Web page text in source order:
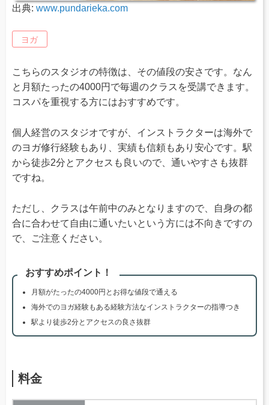
出典: www.pundarieka.com
ヨガ
こちらのスタジオの特徴は、その値段の安さです。なん
と月額たったの4000円で毎週のクラスを受講できます。
コスパを重視する方にはおすすめです。
個人経営のスタジオですが、インストラクターは海外で
のヨガ修行経験もあり、実績も信頼もあり安心です。駅
から徒歩2分とアクセスも良いので、通いやすさも抜群
ですね。
ただし、クラスは午前中のみとなりますので、自身の都
合に合わせて自由に通いたいという方には不向きですの
で、ご注意ください。
おすすめポイント！
月額がたったの4000円とお得な値段で通える
海外でのヨガ経験もある経験方法なインストラクターの指導つき
駅より徒歩2分とアクセスの良さ抜群
料金